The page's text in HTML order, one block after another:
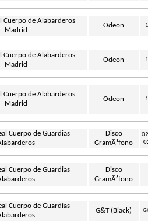
Cuerpo de Alabarderos
Madrid
Odeon
Cuerpo de Alabarderos
Madrid
Odeon
Cuerpo de Alabarderos
Madrid
Odeon
Cuerpo de Guardias
Disco
GramÃ³fono
Cuerpo de Guardias
Disco
GramÃ³fono
Cuerpo de Guardias
G&T (Black)